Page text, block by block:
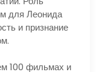
для Леонида
и признание
100 фильмах и